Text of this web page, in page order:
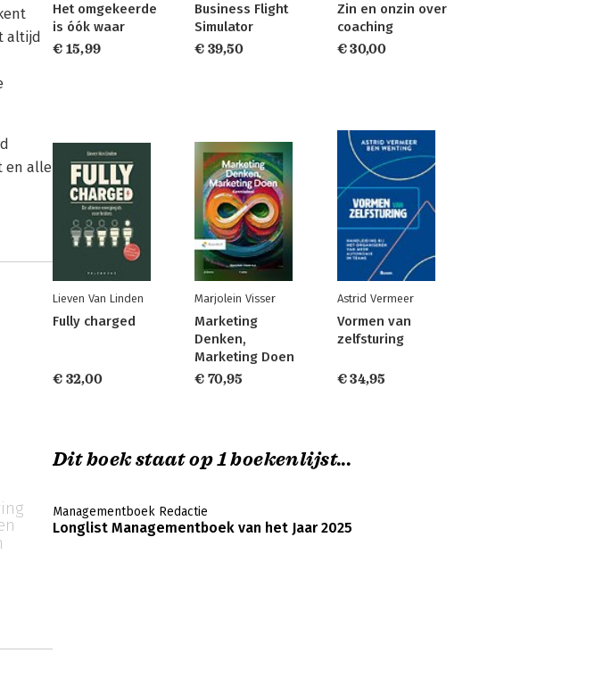
altijd
en alle
Het omgekeerde
is óók waar
€ 15,99
Business Flight
Simulator
€ 39,50
Zin en onzin over
coaching
€ 30,00
Lieven Van Linden
Fully charged
€ 32,00
Marjolein Visser
Marketing
Denken,
Marketing Doen
€ 70,95
Astrid Vermeer
Vormen van
zelfsturing
€ 34,95
Dit boek staat op 1 boekenlijst...
Managementboek Redactie
Longlist Managementboek van het Jaar 2025